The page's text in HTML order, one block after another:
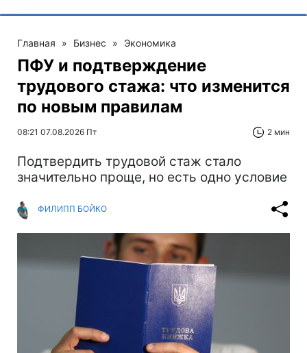
Главная » Бизнес » Экономика
ПФУ и подтверждение
трудового стажа: что изменится
по новым правилам
08:21 07.08.2026 Пт 2 мин
Подтвердить трудовой стаж стало
значительно проще, но есть одно условие
ФИЛИПП БОЙКО